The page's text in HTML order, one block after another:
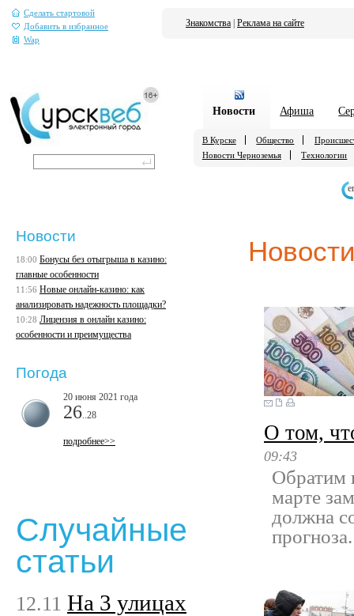
Сделать стартовой
Добавить в избранное
Wap
Знакомства Реклама на сайте
Новости Афиша
В Курске Общество
Новости Черноземья
Технологии
О том,
09:43
Обратим
марте
должна
прогноза.
Новости
18:00 Бонусы без отыгрыша в казино:
главные особенности
11:56 Новые онлайн-казино: как
анализировать надежность площадки?
10:28 Лицензия в онлайн казино:
особенности и преимущества
Погода
20 июня 2021 года
26 ..28
подробнее>>
Случайные
статьи
12.11 На 3 улицах